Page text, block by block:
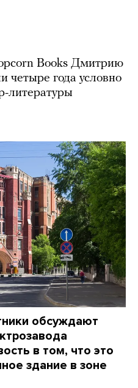
Books Дмитрию
четыре года условно
литературы
обсуждают
в том, что это
здание в зоне